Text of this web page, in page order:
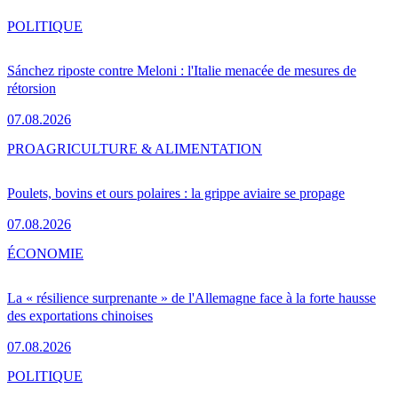
Sánchez riposte contre Meloni : l'Italie menacée de mesures de
rétorsion
07.08.2026
POLITIQUE
Poulets, bovins et ours polaires : la grippe aviaire se propage
07.08.2026
PROAGRICULTURE & ALIMENTATION
La « résilience surprenante » de l'Allemagne face à la forte hausse
des exportations chinoises
07.08.2026
ÉCONOMIE
POLITIQUE